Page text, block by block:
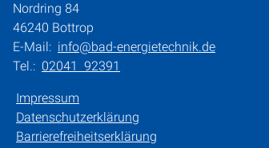
Nordring 84
46240 Bottrop
E-Mail: info@bad-energietechnik.de
Tel.: 02041 92391
Impressum
Datenschutzerklärung
Barrierefreiheitserklärung